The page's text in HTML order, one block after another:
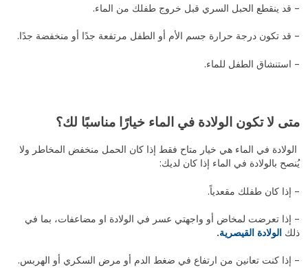
– قد ينقطع الحبل السري قبل خروج طفلك من الماء.
– قد تكون درجة حرارة جسم الأم أو الطفل مرتفعة جدًا أو منخفضة جدًا.
– استنشاق الطفل للماء.
متى لا تكون الولادة في الماء خيارًا مناسبًا لك؟
الولادة في الماء هي خيار متاح فقط إذا كان الحمل منخفض المخاطر ولا
يُنصح بالولادة في الماء إذا كان لديك:
– إذا كان طفلك مقعدياً.
– إذا تعرضت لمخاض أو واجهتي عسر في الولادة او مضاعفات، بما في
ذلك الولادة القيصرية.
– إذا كنت تعانين من ارتفاع في ضغط الدم أو مرض السكري أو الهربس.